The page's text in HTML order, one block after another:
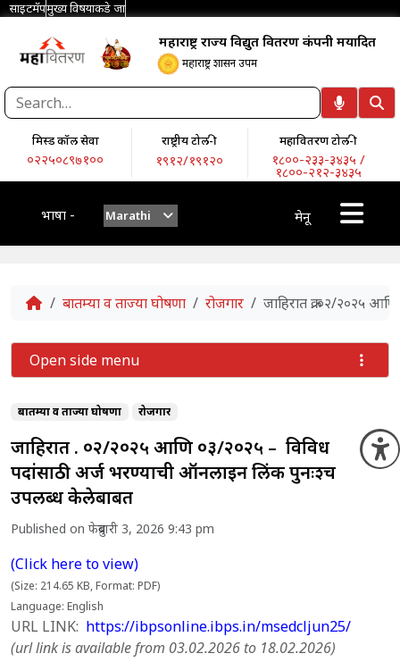
साइटमॅपमुख्य विषयाकडे जा
महाराष्ट्र राज्य विद्युत वितरण कंपनी मर्यादित
महाराष्ट्र शासन उपक्रम
मिस्ड कॉल सेवा
०२२५०८९७१००
राष्ट्रीय टोल-फ्री
१९१२/१९१२०
महावितरण टोल-फ्री
१८००-२३३-३४३५ /
१८००-२१२-३४३५
भाषा - Marathi मेनू
Home
बातम्या व ताज्या घोषणा रोजगार जाहिरात क्र. ०२/२०२५
बातम्या व ताज्या घोषणा रोजगार
जाहिरात क्र. ०२/२०२५ आणि ०३/२०२५ – विविध
पदांसाठी अर्ज भरण्याची ऑनलाइन लिंक पुनःश्च
उपलब्ध केलेबाबत
Published on फेब्रुवारी 3, 2026 9:43 pm
(Click here to view)
(Size: 214.65 KB, Format: PDF)
Language: English
URL LINK: https://ibpsonline.ibps.in/msedcljun25/
(url link is available from 03.02.2026 to 18.02.2026)
Open side menu